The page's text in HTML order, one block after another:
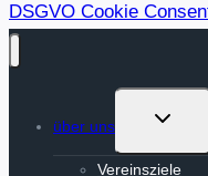
DSGVO Cookie
über uns
Vereinsziele